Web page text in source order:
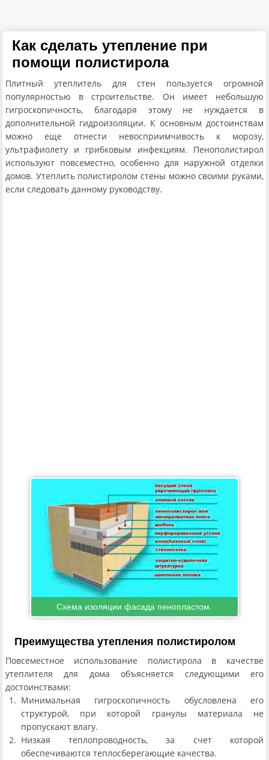
Как сделать утепление при
помощи полистирола
Плитный утеплитель для стен пользуется огромной
популярностью в строительстве. Он имеет небольшую
гигроскопичность, благодаря этому не нуждается в
дополнительной гидроизоляции. К основным достоинствам
можно еще отнести невосприимчивость к морозу,
ультрафиолету и грибковым инфекциям. Пенополистирол
используют повсеместно, особенно для наружной отделки
домов. Утеплить полистиролом стены можно своими руками,
если следовать данному руководству.
Схема изоляции фасада пенопластом.
Преимущества утепления полистиролом
Повсеместное использование полистирола в качестве
утеплителя для дома объясняется следующими его
достоинствами:
Минимальная гигроскопичность обусловлена его
структурой, при которой гранулы материала не
пропускают влагу.
Низкая теплопроводность, за счет которой
обеспечиваются теплосберегающие качества.